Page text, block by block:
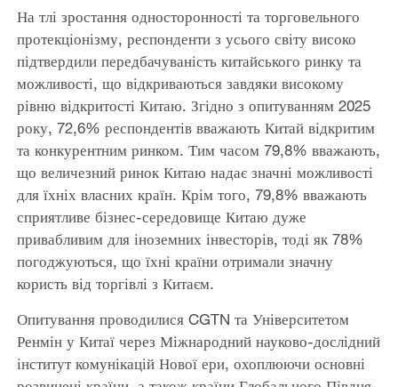
На тлі зростання односторонності та торговельного
протекціонізму, респонденти з усього світу високо
підтвердили передбачуваність китайського ринку та
можливості, що відкриваються завдяки високому
рівню відкритості Китаю. Згідно з опитуванням 2025
року, 72,6% респондентів вважають Китай відкритим
та конкурентним ринком. Тим часом 79,8% вважають,
що величезний ринок Китаю надає значні можливості
для їхніх власних країн. Крім того, 79,8% вважають
сприятливе бізнес-середовище Китаю дуже
привабливим для іноземних інвесторів, тоді як 78%
погоджуються, що їхні країни отримали значну
користь від торгівлі з Китаєм.
Опитування проводилися CGTN та Університетом
Ренмін у Китаї через Міжнародний науково-дослідний
інститут комунікацій Нової ери, охоплюючи основні